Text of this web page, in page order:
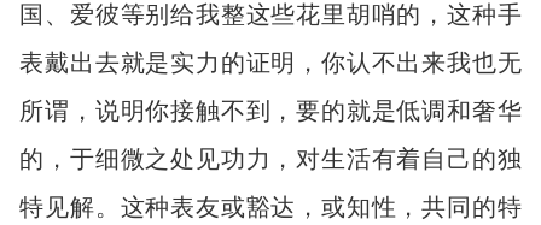
国、爱彼等别给我整这些花里胡哨的，这种手
表戴出去就是实力的证明，你认不出来我也无
所谓，说明你接触不到，要的就是低调和奢华
的，于细微之处见功力，对生活有着自己的独
特见解。这种表友或豁达，或知性，共同的特